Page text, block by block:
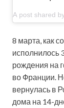
8 марта, как
исполнилось
рождения на
во Франции.
вернулась в
дома на 14-